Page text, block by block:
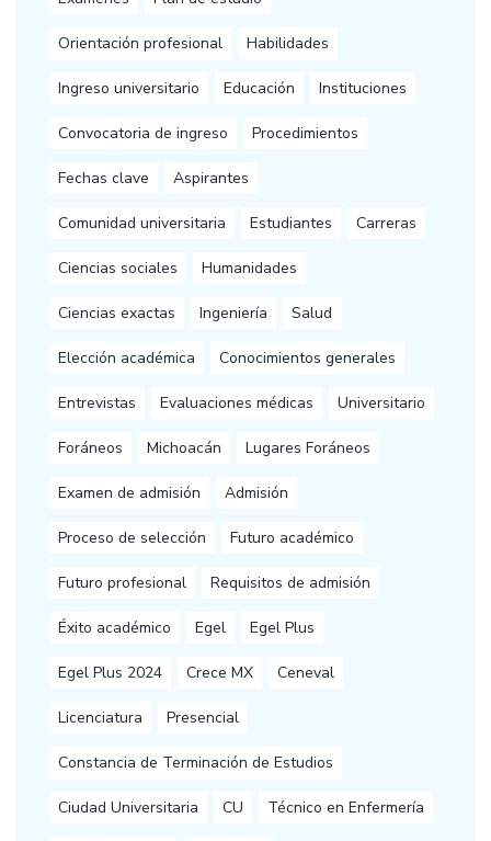
Orientación profesional Habilidades
Ingreso universitario Educación Instituciones
Convocatoria de ingreso Procedimientos
Fechas clave Aspirantes
Comunidad universitaria Estudiantes Carreras
Ciencias sociales Humanidades
Ciencias exactas Ingeniería Salud
Elección académica Conocimientos generales
Entrevistas Evaluaciones médicas Universitario
Foráneos Michoacán Lugares Foráneos
Examen de admisión Admisión
Proceso de selección Futuro académico
Futuro profesional Requisitos de admisión
Éxito académico Egel Egel Plus
Egel Plus 2024 Crece MX Ceneval
Licenciatura Presencial
Constancia de Terminación de Estudios
Ciudad Universitaria CU Técnico en Enfermería